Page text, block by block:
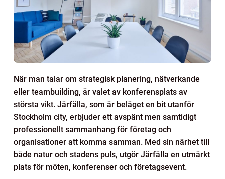
När man talar om strategisk planering, nätverkande
eller teambuilding, är valet av konferensplats av
största vikt. Järfälla, som är beläget en bit utanför
Stockholm city, erbjuder ett avspänt men samtidigt
professionellt sammanhang för företag och
organisationer att komma samman. Med sin närhet till
både natur och stadens puls, utgör Järfälla en utmärkt
plats för möten, konferenser och företagsevent.